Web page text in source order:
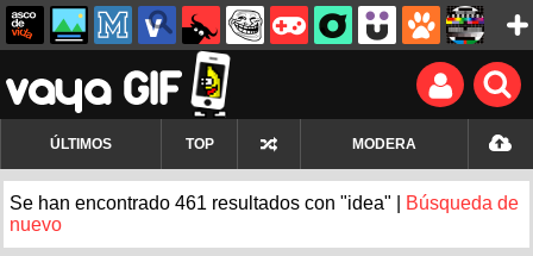
ÚLTIMOS TOP MODERA
Se han encontrado 461 resultados con "idea" |
Búsqueda de
nuevo